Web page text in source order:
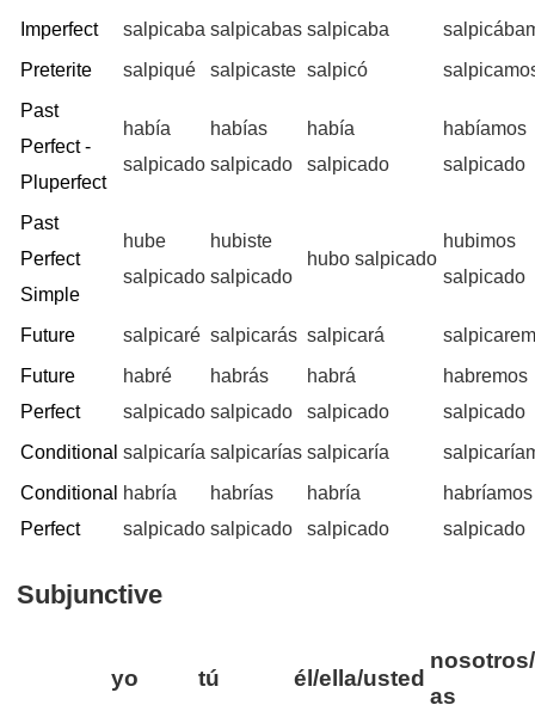
Imperfect
salpicaba salpicabas salpicaba
Preterite
salpiqué salpicaste salpicó
Past
Perfect -
Pluperfect
había
salpicado
habías
salpicado
había
salpicado
habíamos
salpicado
Past
Perfect
Simple
hube
salpicado
hubiste
salpicado
hubo salpicado
hubimos
salpicado
Future salpicaré salpicarás salpicará
Future
Perfect
habré
salpicado
habrás
salpicado
habrá
salpicado
habremos
salpicado
Conditional salpicaría salpicarías salpicaría
Conditional
Perfect
habría
salpicado
habrías
salpicado
habría
salpicado
habríamos
salpicado
Subjunctive
yo tú él/ella/usted
as